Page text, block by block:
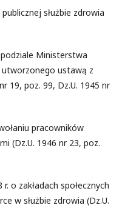
służbie zdrowia
Ministerstwa
utworzonego ustawą z
19, poz. 99, Dz.U. 1945 nr
pracowników
(Dz.U. 1946 nr 23, poz.
o zakładach społecznych
w służbie zdrowia (Dz.U.